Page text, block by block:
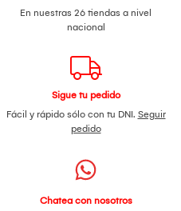
En nuestras 26 tiendas a nivel
nacional
Sigue tu pedido
Fácil y rápido sólo con tu DNI. Seguir
pedido
Chatea con nosotros